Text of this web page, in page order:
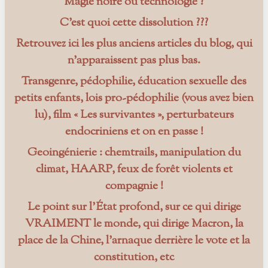
C’est quoi cette dissolution ???
Retrouvez ici les plus anciens articles du blog, qui
n’apparaissent pas plus bas.
Transgenre, pédophilie, éducation sexuelle des
petits enfants, lois pro-pédophilie (vous avez bien
lu), film « Les survivantes », perturbateurs
endocriniens et on en passe !
Geoingénierie : chemtrails, manipulation du
climat, HAARP, feux de forêt violents et
compagnie !
Le point sur l’État profond, sur ce qui dirige
VRAIMENT le monde, qui dirige Macron, la
place de la Chine, l’arnaque derrière le vote et la
constitution, etc